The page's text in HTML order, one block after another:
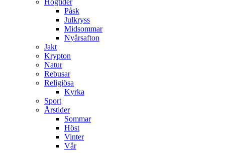
Påsk
Julkryss
Midsommar
Nyårsafton
Jakt
Krypton
Natur
Rebusar
Religiösa
Kyrka
Sport
Årstider
Sommar
Höst
Vinter
Vår